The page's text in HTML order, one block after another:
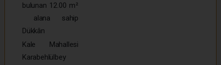
bulunan 12.00 m²
alana sahip
Dükkân
Kale Mahallesi
Karabehlülbey